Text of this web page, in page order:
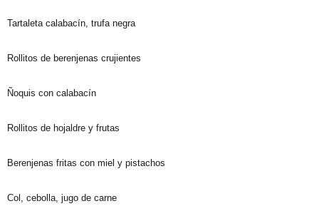
Tartaleta calabacín, trufa negra
Rollitos de berenjenas crujientes
Ñoquis con calabacín
Rollitos de hojaldre y frutas
Berenjenas fritas con miel y pistachos
Col, cebolla, jugo de carne